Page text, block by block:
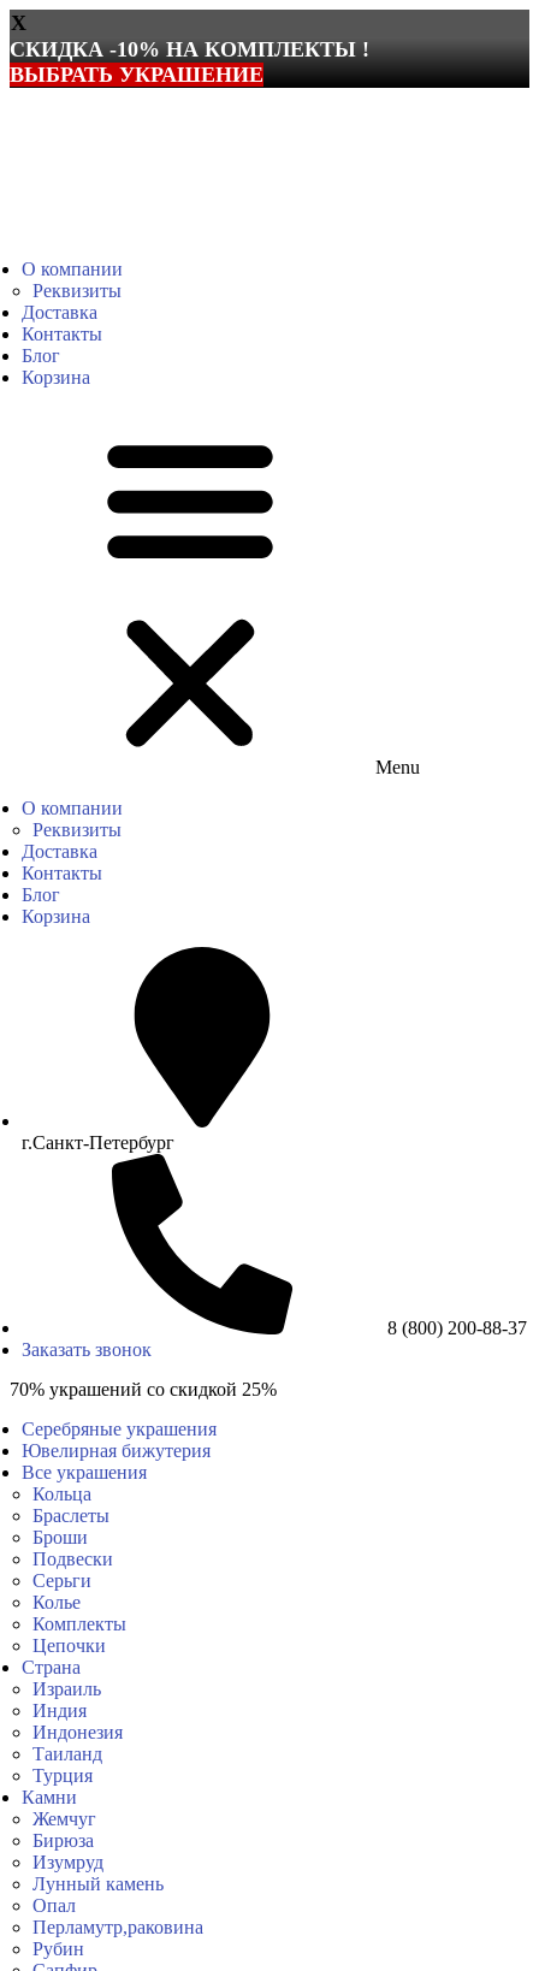
X
СКИДКА -10% НА КОМПЛЕКТЫ !
ВЫБРАТЬ УКРАШЕНИЕ
О компании
Реквизиты
Доставка
Контакты
Блог
Корзина
Menu
О компании
Реквизиты
Доставка
Контакты
Блог
Корзина
г.Санкт-Петербург
8 (800) 200-88-37
Заказать звонок
70% украшений со скидкой 25%
Серебряные украшения
Ювелирная бижутерия
Все украшения
Кольца
Браслеты
Броши
Подвески
Серьги
Колье
Комплекты
Цепочки
Страна
Израиль
Индия
Индонезия
Таиланд
Турция
Камни
Жемчуг
Бирюза
Изумруд
Лунный камень
Опал
Перламутр,раковина
Рубин